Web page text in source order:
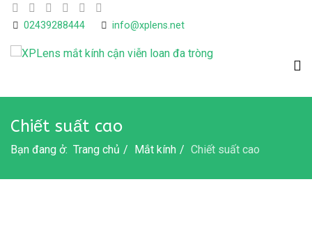
02439288444 info@xplens.net
Chiết suất cao
Bạn đang ở: Trang chủ Mắt kính Chiết suất cao